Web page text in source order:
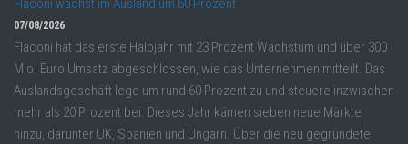
Flaconi wächst im Ausland um 60 Prozent
07/08/2026
Flaconi hat das erste Halbjahr mit 23 Prozent Wachstum und über 300
Mio. Euro Umsatz abgeschlossen, wie das Unternehmen mitteilt. Das
Auslandsgeschäft lege um rund 60 Prozent zu und steuere inzwischen
mehr als 20 Prozent bei. Dieses Jahr kämen sieben neue Märkte
hinzu, darunter UK, Spanien und Ungarn. Über die neu gegründete